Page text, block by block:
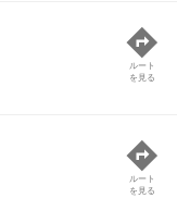
ルート
を見る
ルート
を見る